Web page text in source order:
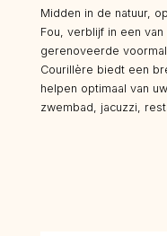
Midden in de natuur,
Fou, verblijf in een
gerenoveerde
Courillère biedt een
helpen optimaal van
zwembad, jacuzzi,